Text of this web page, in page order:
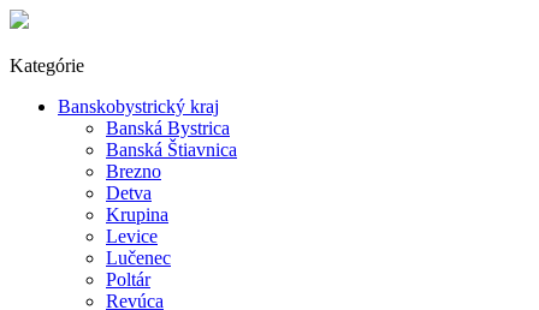
Kategórie
Banskobystrický kraj
Banská Bystrica
Banská Štiavnica
Brezno
Detva
Krupina
Levice
Lučenec
Poltár
Revúca